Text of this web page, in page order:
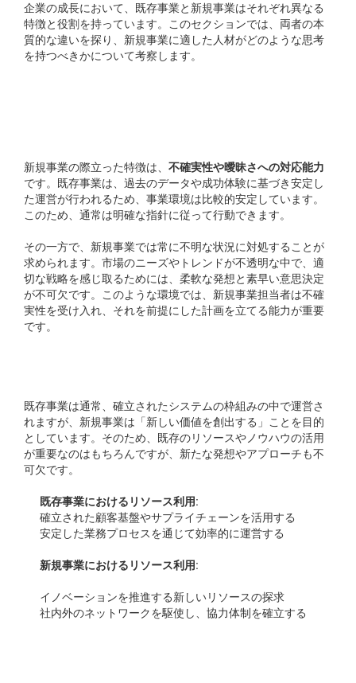
企業の成長において、既存事業と新規事業はそれぞれ異なる
特徴と役割を持っています。このセクションでは、両者の本
質的な違いを探り、新規事業に適した人材がどのような思考
を持つべきかについて考察します。
新規事業の際立った特徴は、 不確実性や曖昧さへの対応能力
です。既存事業は、過去のデータや成功体験に基づき安定し
た運営が行われるため、事業環境は比較的安定しています。
このため、通常は明確な指針に従って行動できます。
その一方で、新規事業では常に不明な状況に対処することが
求められます。市場のニーズやトレンドが不透明な中で、適
切な戦略を感じ取るためには、柔軟な発想と素早い意思決定
が不可欠です。このような環境では、新規事業担当者は不確
実性を受け入れ、それを前提にした計画を立てる能力が重要
です。
既存事業は通常、確立されたシステムの枠組みの中で運営さ
れますが、新規事業は「新しい価値を創出する」ことを目的
としています。そのため、既存のリソースやノウハウの活用
が重要なのはもちろんですが、新たな発想やアプローチも不
可欠です。
既存事業におけるリソース利用:
確立された顧客基盤やサプライチェーンを活用する
安定した業務プロセスを通じて効率的に運営する
新規事業におけるリソース利用:
イノベーションを推進する新しいリソースの探求
社内外のネットワークを駆使し、協力体制を確立する